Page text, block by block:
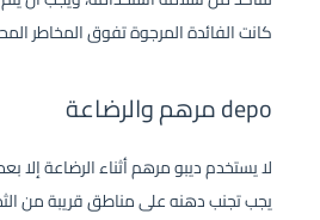
كانت الفائدة المرجوة تفوق المخاطر
depo مرهم والرضاعة
لا يستخدم ديبو مرهم أثناء الرضاعة إلا
يجب تجنب دهنه على مناطق قريبة من